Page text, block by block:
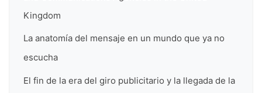
Kingdom
La anatomía del mensaje en un mundo que ya no
escucha
El fin de la era del giro publicitario y la llegada de la